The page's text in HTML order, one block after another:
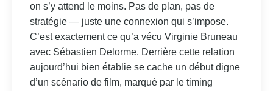
on s’y attend le moins. Pas de plan, pas de
stratégie — juste une connexion qui s’impose.
C’est exactement ce qu’a vécu Virginie Bruneau
avec Sébastien Delorme. Derrière cette relation
aujourd’hui bien établie se cache un début digne
d’un scénario de film, marqué par le timing